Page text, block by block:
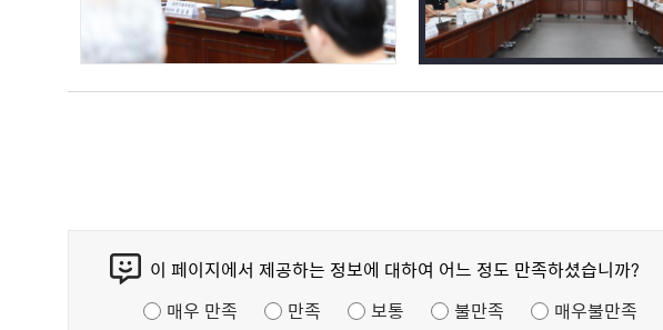
이 페이지에서 제공하는 정보에 대하여 어느 정도 만족하셨습니까?
매우 만족
만족 보통 불만족 매우불만족